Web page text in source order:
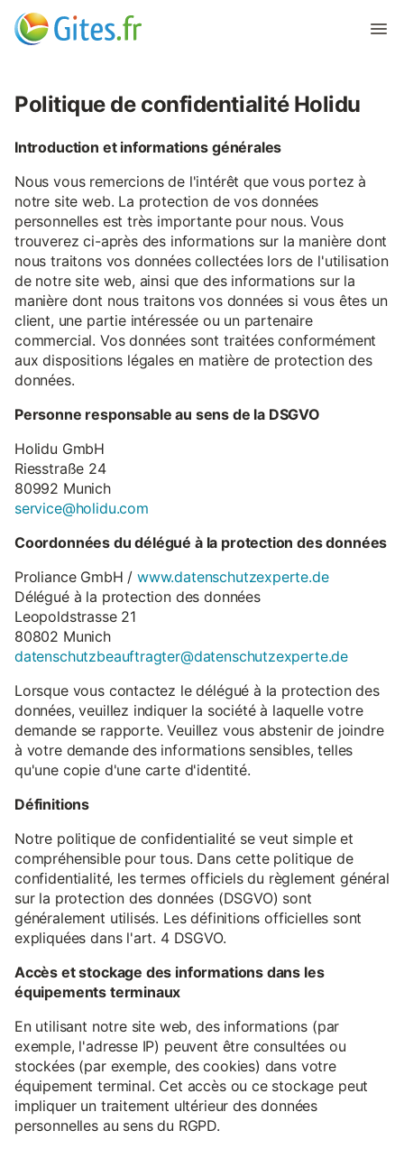
Politique de confidentialité Holidu
Introduction et informations générales
Nous vous remercions de l'intérêt que vous portez à
notre site web. La protection de vos données
personnelles est très importante pour nous. Vous
trouverez ci-après des informations sur la manière dont
nous traitons vos données collectées lors de l'utilisation
de notre site web, ainsi que des informations sur la
manière dont nous traitons vos données si vous êtes un
client, une partie intéressée ou un partenaire
commercial. Vos données sont traitées conformément
aux dispositions légales en matière de protection des
données.
Personne responsable au sens de la DSGVO
Holidu GmbH
Riesstraße 24
80992 Munich
service@holidu.com
Coordonnées du délégué à la protection des données
Proliance GmbH /www.datenschutzexperte.de
Délégué à la protection des données
Leopoldstrasse 21
80802 Munich
datenschutzbeauftragter@datenschutzexperte.de
Lorsque vous contactez le délégué à la protection des
données, veuillez indiquer la société à laquelle votre
demande se rapporte. Veuillez vous abstenir de joindre
à votre demande des informations sensibles, telles
qu'une copie d'une carte d'identité.
Définitions
Notre politique de confidentialité se veut simple et
compréhensible pour tous. Dans cette politique de
confidentialité, les termes officiels du règlement général
sur la protection des données (DSGVO) sont
généralement utilisés. Les définitions officielles sont
expliquées dans l'art. 4 DSGVO.
Accès et stockage des informations dans les
équipements terminaux
En utilisant notre site web, des informations (par
exemple, l'adresse IP) peuvent être consultées ou
stockées (par exemple, des cookies) dans votre
équipement terminal. Cet accès ou ce stockage peut
impliquer un traitement ultérieur des données
personnelles au sens du RGPD.